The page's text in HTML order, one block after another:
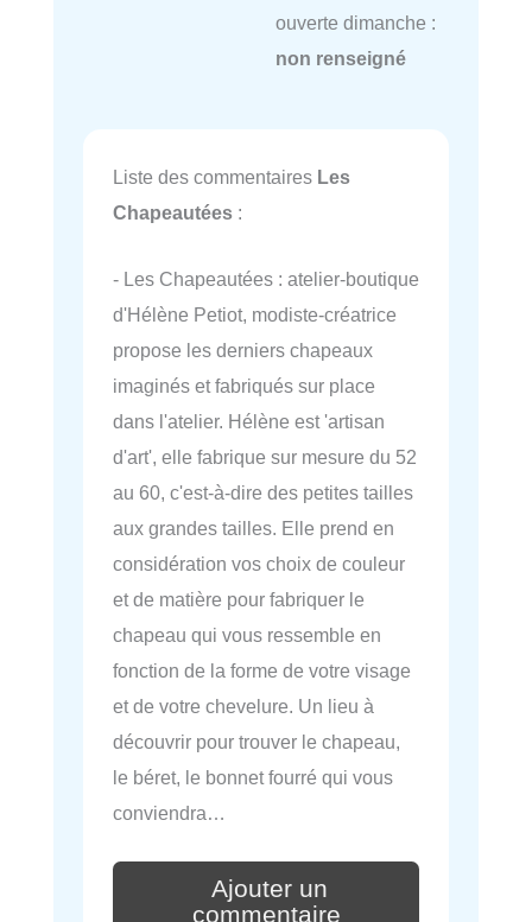
ouverte dimanche :
non renseigné
Liste des commentaires Les
Chapeautées :
- Les Chapeautées : atelier-boutique
d'Hélène Petiot, modiste-créatrice
propose les derniers chapeaux
imaginés et fabriqués sur place
dans l'atelier. Hélène est 'artisan
d'art', elle fabrique sur mesure du 52
au 60, c'est-à-dire des petites tailles
aux grandes tailles. Elle prend en
considération vos choix de couleur
et de matière pour fabriquer le
chapeau qui vous ressemble en
fonction de la forme de votre visage
et de votre chevelure. Un lieu à
découvrir pour trouver le chapeau,
le béret, le bonnet fourré qui vous
conviendra…
Ajouter un
commentaire